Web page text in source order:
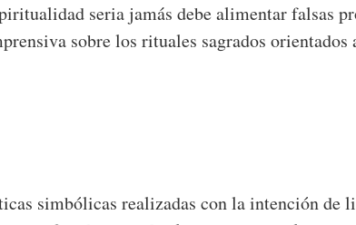
seria jamás debe alimentar falsas
sobre los rituales sagrados
simbólicas realizadas con la intención de